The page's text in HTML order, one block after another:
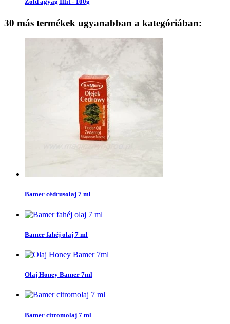
30 más termékek ugyanabban a kategóriában:
Bamer cédrusolaj 7 ml
Bamer fahéj olaj 7 ml
Olaj Honey Bamer 7ml
Bamer citromolaj 7 ml